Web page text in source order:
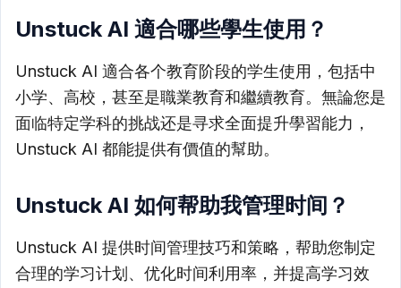
Unstuck AI 適合哪些學生使用？
Unstuck AI 適合各个教育阶段的学生使用，包括中
小学、高校，甚至是職業教育和繼續教育。無論您是
面临特定学科的挑战还是寻求全面提升學習能力，
Unstuck AI 都能提供有價值的幫助。
Unstuck AI 如何帮助我管理时间？
Unstuck AI 提供时间管理技巧和策略，帮助您制定
合理的学习计划、优化时间利用率，并提高学习效